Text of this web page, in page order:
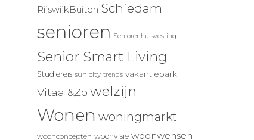
RijswijkBuiten Schiedam
senioren Seniorenhuisvesting
Senior Smart Living
Studiereis sun city trends vakantiepark
Vitaal&Zo welzijn
Wonen woningmarkt
woonconcepten woonvisie woonwensen